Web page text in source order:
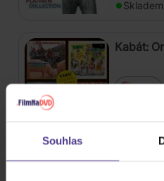
Souhlas
Skladem
Kabát:
4CD